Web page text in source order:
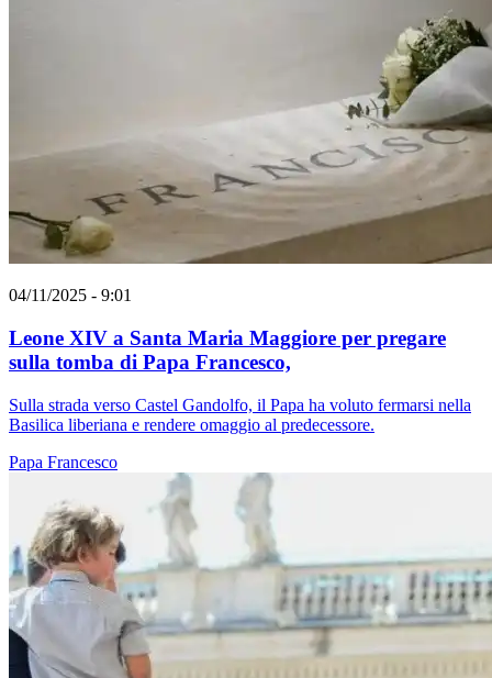
04/11/2025 - 9:01
Leone XIV a Santa Maria Maggiore per pregare
sulla tomba di Papa Francesco,
Sulla strada verso Castel Gandolfo, il Papa ha voluto fermarsi nella
Basilica liberiana e rendere omaggio al predecessore.
Papa Francesco